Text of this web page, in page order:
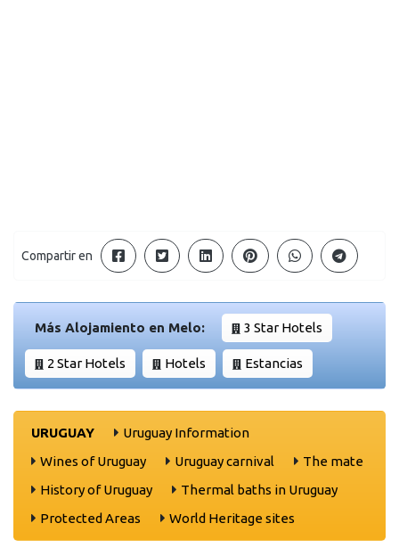
Compartir en
Más Alojamiento en Melo: 3 Star Hotels
2 Star Hotels Hotels Estancias
URUGUAY
Uruguay Information
Wines of Uruguay
Uruguay carnival
The mate
History of Uruguay
Thermal baths in Uruguay
Protected Areas
World Heritage sites